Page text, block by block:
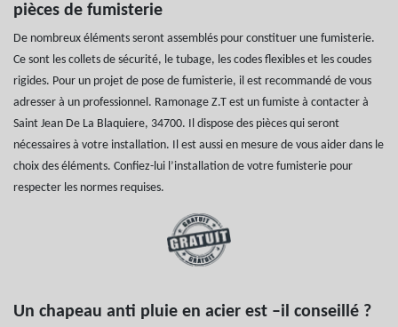
pièces de fumisterie
De nombreux éléments seront assemblés pour constituer une fumisterie.
Ce sont les collets de sécurité, le tubage, les codes flexibles et les coudes
rigides. Pour un projet de pose de fumisterie, il est recommandé de vous
adresser à un professionnel. Ramonage Z.T est un fumiste à contacter à
Saint Jean De La Blaquiere, 34700. Il dispose des pièces qui seront
nécessaires à votre installation. Il est aussi en mesure de vous aider dans le
choix des éléments. Confiez-lui l’installation de votre fumisterie pour
respecter les normes requises.
Un chapeau anti pluie en acier est –il conseillé ?